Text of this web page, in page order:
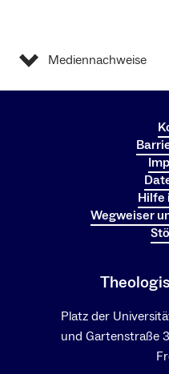
Mediennachweise
Hilfe
Wegweiser
Platz der
und Gartenstraße